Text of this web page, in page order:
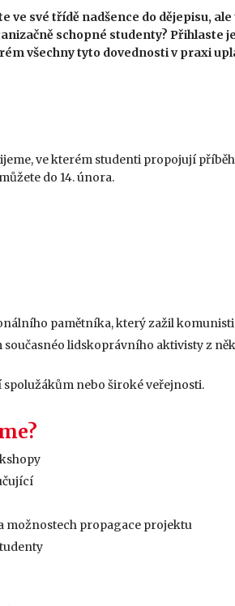
ve své třídě nadšence do dějepisu,
schopné studenty? Přihlaste
všechny tyto dovednosti v praxi
ve kterém studenti propojují
do 14. února.
pamětníka, který zažil
lidskoprávního aktivisty z
nebo široké veřejnosti.
možnostech propagace projektu